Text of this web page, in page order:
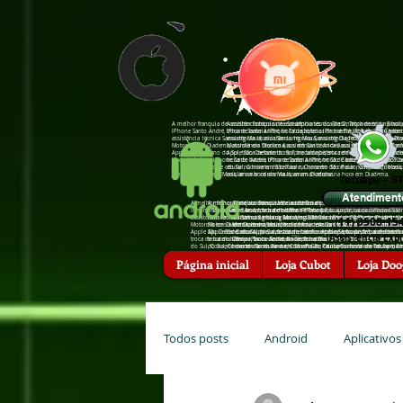
A melhor franquia de assistência técnica de Smartphones do Brasil,
IPhone Santo André, troca de bateria IPhone Tatuapé, troca de
assistência †écnica Sansumg Mauá, assistência †écnica Sansumg
Motorola em Diadema, assistência †écnica Asus em Santo André,
Apple São Caetano do Sul, troca de bateria zenfone tatuapé, troca
troca de bateria iPhone Santo André, troca de bateria iPhone São
do Sul, Conserto de celular na hora em São Paulo, Conserto de
celular na hora em Mauá, arrumar celular na hora em Diadema.
A melhor franquia de assistência técnica de Smartphones do Brasil, Troca de tela
IPhone Santo André, troca de bateria IPhone Tatuapé, troca de bateria IPhone
assistência †écnica Sansumg Mauá, assistência †écnica Sansumg Diadema,
Motorola em Diadema, assistência †écnica Asus em Santo André, assistência
Apple São Caetano do Sul, troca de bateria zenfone tatuapé, troca de bateria
troca de bateria iPhone Santo André, troca de bateria iPhone São Caetano do
do Sul, Conserto de celular na hora em São Paulo, Conserto de celular na hora
celular na hora em Mauá, arrumar celular na hora em Diadema.
A melhor franquia de assistência técnica de Smartphones do
em Mauá, troca de bateria IPhone Santo André, troca de bateria
assistência †écnica Sansumg São Bernardo do Campo,
Motorola em Mauá, assistência †écnica Motorola em Diadema,
†écnica Apple, assistência †écnica Apple Santo André,
Campo, troca de bateria zenfone Diadema, troca de bateria
hora em Santo André, Conserto de celular na hora em Tatuapé,
Diadema, arrumar celular na hora em Santo André, arrumar
A melhor franquia de assistência técnica de Smartphones do Brasil, Troca
IPhone Santo André, troca de bateria IPhone Tatuapé, troca de bateria
assistência †écnica Sansumg Mauá, assistência †écnica Sansumg
Motorola em Diadema, assistência †écnica Asus em Santo André,
Apple São Caetano do Sul, troca de bateria zenfone tatuapé, troca de
troca de bateria iPhone Santo André, troca de bateria iPhone São
do Sul, Conserto de celular na hora em São Paulo, Conserto de celular na
celular na hora em Mauá, arrumar celular na hora em Diadema.
A melhor franquia de assistência técnica de Smartphones do Brasil, Troca de tela na
IPhone Santo André, troca de bateria IPhone Tatuapé, troca de bateria IPhone São
assistência †écnica Sansumg Mauá, assistência †écnica Sansumg Diadema, assistência
Motorola em Diadema, assistência †écnica Asus em Santo André, assistência †écnica
Apple São Caetano do Sul, troca de bateria zenfone tatuapé, troca de bateria zenfone
troca de bateria iPhone Santo André, troca de bateria iPhone São Caetano do Sul,
do Sul, Conserto de celular na hora em São Paulo, Conserto de celular na hora em
celular na hora em Mauá, arrumar celular na hora em Diadema.
Tatuapé -
(11) 3508-
(Assis†ência
Página inicial Loja Cubot Loja
Todos posts Android Aplicativos